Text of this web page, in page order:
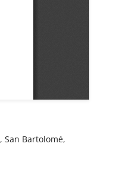
,San Bartolomé,